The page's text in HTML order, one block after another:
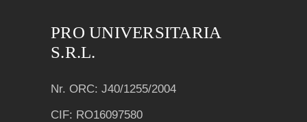
PRO UNIVERSITARIA
S.R.L.
Nr. ORC: J40/1255/2004
CIF: RO16097580